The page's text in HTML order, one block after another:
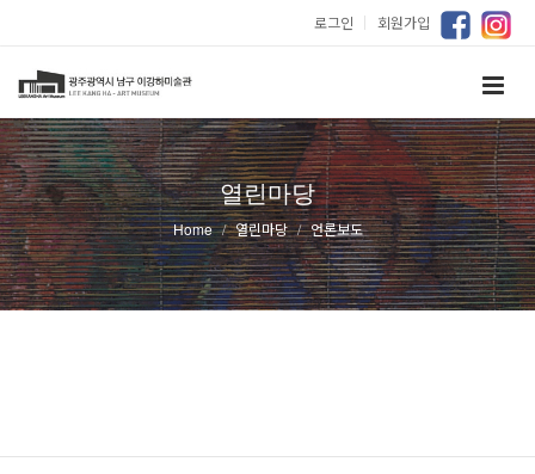
로그인 ｜ 회원가입
열린마당
Home 열린마당 언론보도